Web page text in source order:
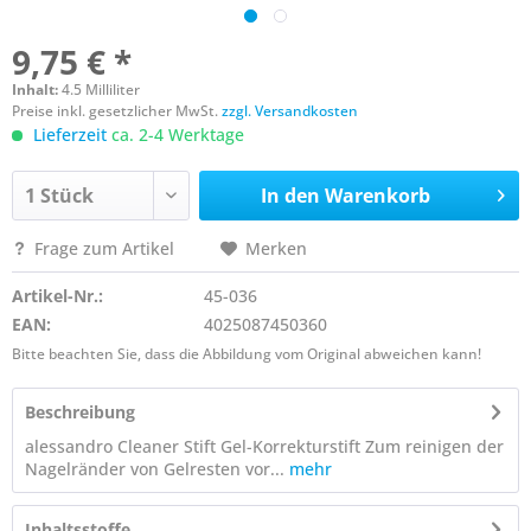
9,75 € *
Inhalt:4.5 Milliliter
Preise inkl. gesetzlicher MwSt.zzgl. Versandkosten
Lieferzeit ca. 2-4 Werktage
In den Warenkorb
Frage zum Artikel Merken
Artikel-Nr.:
45-036
EAN:
4025087450360
Bitte beachten Sie, dass die Abbildung vom Original abweichen kann!
Beschreibung
alessandro Cleaner Stift Gel-Korrekturstift Zum reinigen der
Nagelränder von Gelresten vor... mehr